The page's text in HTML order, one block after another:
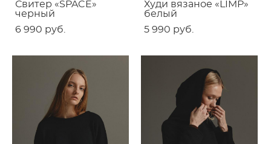
Свитер «SPACE»
черный
6 990 pуб.
Худи вязаное «LIMP»
белый
5 990 pуб.